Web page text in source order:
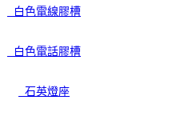
白色電線膠槽
白色電話膠槽
石英燈座